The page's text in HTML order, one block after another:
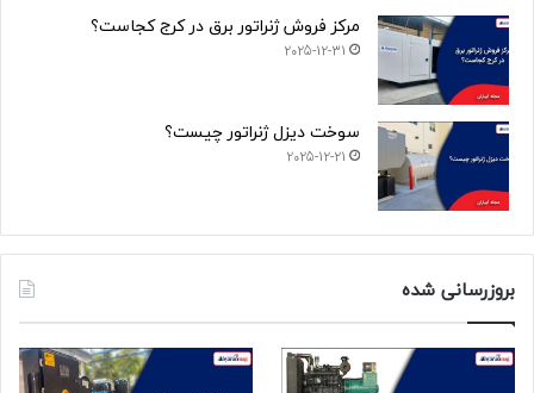
مرکز فروش ژنراتور برق در کرج کجاست؟
2025-12-31
سوخت دیزل ژنراتور چیست؟
2025-12-21
بروزرسانی شده